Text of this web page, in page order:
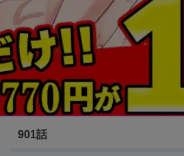
ワンピース ワノ国編
901話